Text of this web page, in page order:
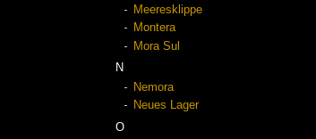
Meeresklippe
Montera
Mora Sul
N
Nemora
Neues Lager
O